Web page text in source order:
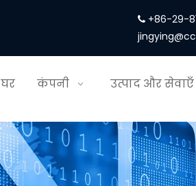
 +86-29-
घर कंपनी उत्पाद और सेवाएँ